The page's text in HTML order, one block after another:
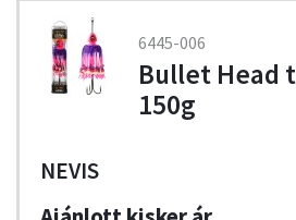
6445-006
Bullet Head
150g
NEVIS